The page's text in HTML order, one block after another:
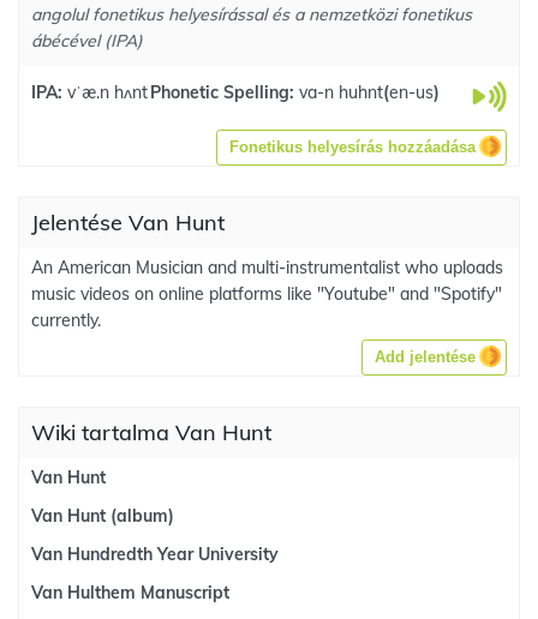
angolul fonetikus helyesírással és a nemzetközi fonetikus
ábécével (IPA)
IPA: vˈæ.n hʌntPhonetic Spelling: va-n huhnt(en-us)
Fonetikus helyesírás hozzáadása
Jelentése Van Hunt
An American Musician and multi-instrumentalist who uploads
music videos on online platforms like "Youtube" and "Spotify"
currently.
Add jelentése
Wiki tartalma Van Hunt
Van Hunt
Van Hunt (album)
Van Hundredth Year University
Van Hulthem Manuscript